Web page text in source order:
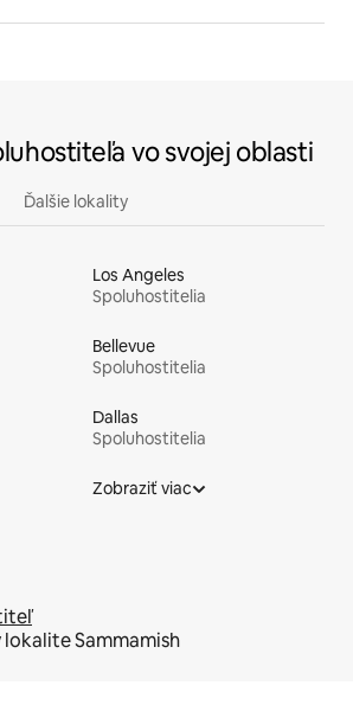
vo svojej oblasti
Ďalšie lokality
Los Angeles
Spoluhostitelia
Bellevue
Spoluhostitelia
Dallas
Spoluhostitelia
Zobraziť viac
Sammamish